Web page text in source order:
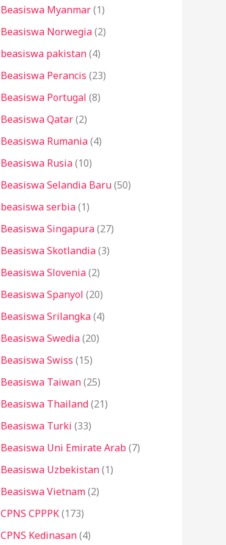
Beasiswa Myanmar(1)
Beasiswa Norwegia(2)
beasiswa pakistan(4)
Beasiswa Perancis (23)
Beasiswa Portugal (8)
Beasiswa Qatar(2)
Beasiswa Rumania(4)
Beasiswa Rusia(10)
Beasiswa Selandia Baru(50)
beasiswa serbia(1)
Beasiswa Singapura(27)
Beasiswa Skotlandia(3)
Beasiswa Slovenia(2)
Beasiswa Spanyol (20)
Beasiswa Srilangka(4)
Beasiswa Swedia(20)
Beasiswa Swiss (15)
Beasiswa Taiwan(25)
Beasiswa Thailand(21)
Beasiswa Turki (33)
Beasiswa Uni Emirate Arab(7)
Beasiswa Uzbekistan(1)
Beasiswa Vietnam(2)
CPNS CPPPK(173)
CPNS Kedinasan(4)